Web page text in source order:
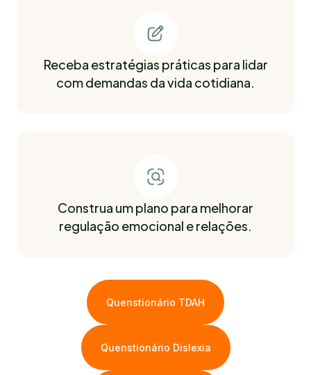
Receba estratégias práticas para lidar
com demandas da vida cotidiana.
Construa um plano para melhorar
regulação emocional e relações.
Quenstionário TDAH
Quenstionário Dislexia